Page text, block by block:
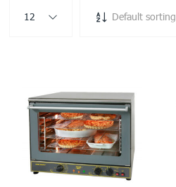
12 Default sorting